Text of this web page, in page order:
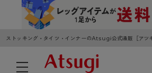
ストッキング・タイツ・インナーのAtsugi公式通販［アツ